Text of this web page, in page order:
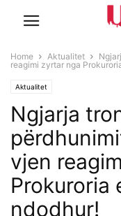
Home Aktualitet
reagimi zyrtar nga
Aktualitet
Ngjarja
vjen
Prokuroria
ndodhur!